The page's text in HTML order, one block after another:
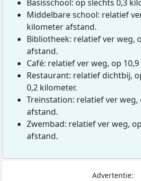
Basisschool: op slechts 0,3
Middelbare school: relatief
kilometer afstand.
Bibliotheek: relatief ver weg,
afstand.
Café: relatief ver weg, op
Restaurant: relatief dichtbij,
0,2 kilometer.
Treinstation: relatief ver
afstand.
Zwembad: relatief ver weg,
afstand.
Advertentie: